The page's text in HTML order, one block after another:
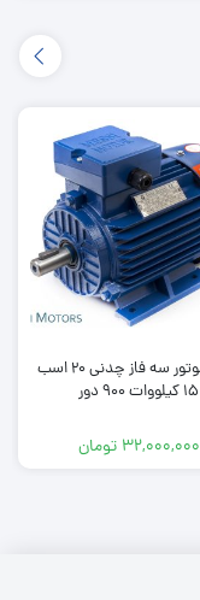
الکتروموتور سه فاز چدنی 20 اسب
15 کیلووات 900 دور
32,000,000 تومان